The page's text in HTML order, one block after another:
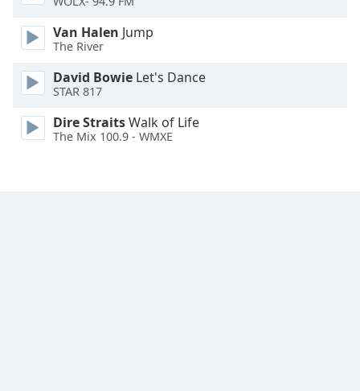
Van Halen Jump
The River
David Bowie Let's Dance
STAR 817
Dire StraitsWalk of Life
The Mix 100.9 - WMXE